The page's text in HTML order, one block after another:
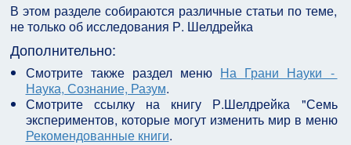
В этом разделе собираются различные статьи по теме,
не только об исследования Р. Шелдрейка
Дополнительно:
Смотрите также раздел меню На Грани Науки -
Наука, Сознание, Разум.
Смотрите ссылку на книгу Р.Шелдрейка "Семь
экспериментов, которые могут изменить мир в меню
Рекомендованные книги.